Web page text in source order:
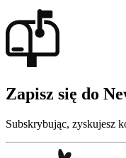
Zapisz się do
Subskrybując, zyskujesz